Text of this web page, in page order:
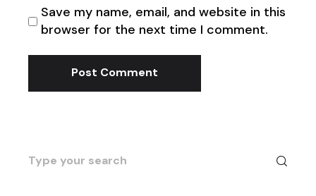
Save my name, email, and website in this
browser for the next time I comment.
Post Comment
Search
for: